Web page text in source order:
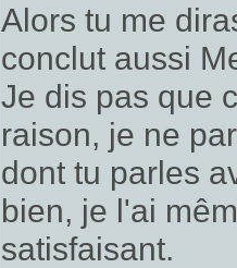
Alors tu me
conclut aussi
Je dis pas que
raison, je ne
dont tu parles
bien, je l'ai
satisfaisant.